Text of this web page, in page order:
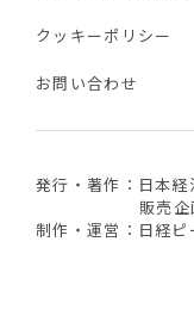
クッキーポリシー
お問い合わせ
発行・著作：日本
販売
制作・運営：日経ピ